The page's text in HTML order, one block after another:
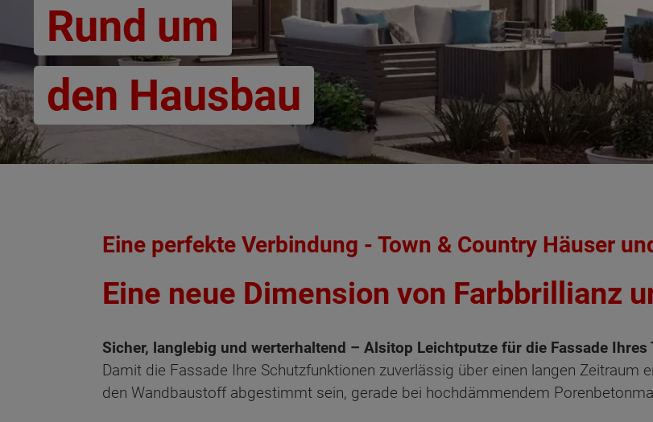
Rund um
den Hausbau
Eine perfekte Verbindung - Town & Country Häuser
Eine neue Dimension von Farbbrillianz
Sicher, langlebig und werterhaltend – Alsitop Leichtputze für die Fassade Ihres
Damit die Fassade Ihre Schutzfunktionen zuverlässig über einen langen
den Wandbaustoff abgestimmt sein, gerade bei hochdämmendem